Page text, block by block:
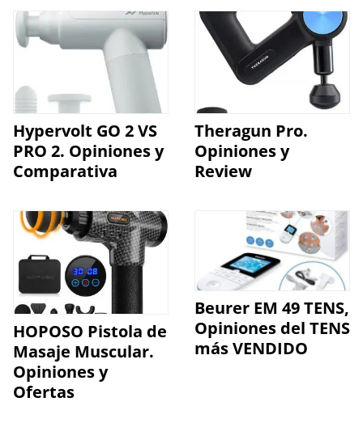
Hypervolt GO 2 VS
PRO 2. Opiniones y
Comparativa
Theragun Pro.
Opiniones y
Review
HOPOSO Pistola de
Masaje Muscular.
Opiniones y
Ofertas
Beurer EM 49 TENS,
Opiniones del TENS
más VENDIDO